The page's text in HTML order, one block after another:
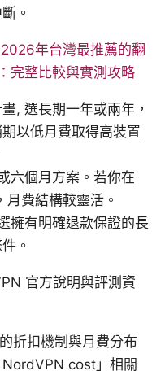
。
2026年台灣最推薦的翻
完整比較與實測攻略
, 選長期一年或兩年，
以低月費取得高裝置
六個月方案。若你在
費結構較靈活。
擁有明確退款保證的長
。
官方說明與評測資
折扣機制與月費分布
cost」相關